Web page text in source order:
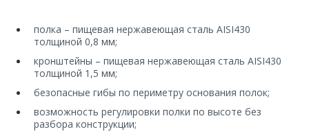
полка – пищевая нержавеющая сталь AISI430
толщиной 0,8 мм;
кронштейны – пищевая нержавеющая сталь AISI430
толщиной 1,5 мм;
безопасные гибы по периметру основания полок;
возможность регулировки полки по высоте без
разбора конструкции;